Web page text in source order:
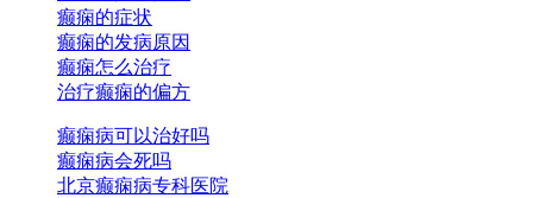
癫痫的症状
癫痫的发病原因
癫痫怎么治疗
治疗癫痫的偏方
癫痫病可以治好吗
癫痫病会死吗
北京癫痫病专科医院